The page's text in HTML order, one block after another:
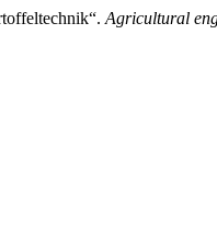
Agricultural